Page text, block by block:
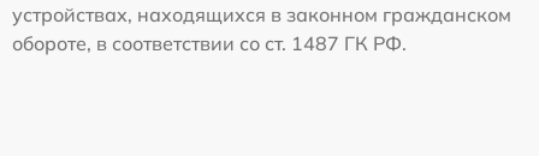
устройствах, находящихся в законном гражданском
обороте, в соответствии со ст. 1487 ГК РФ.